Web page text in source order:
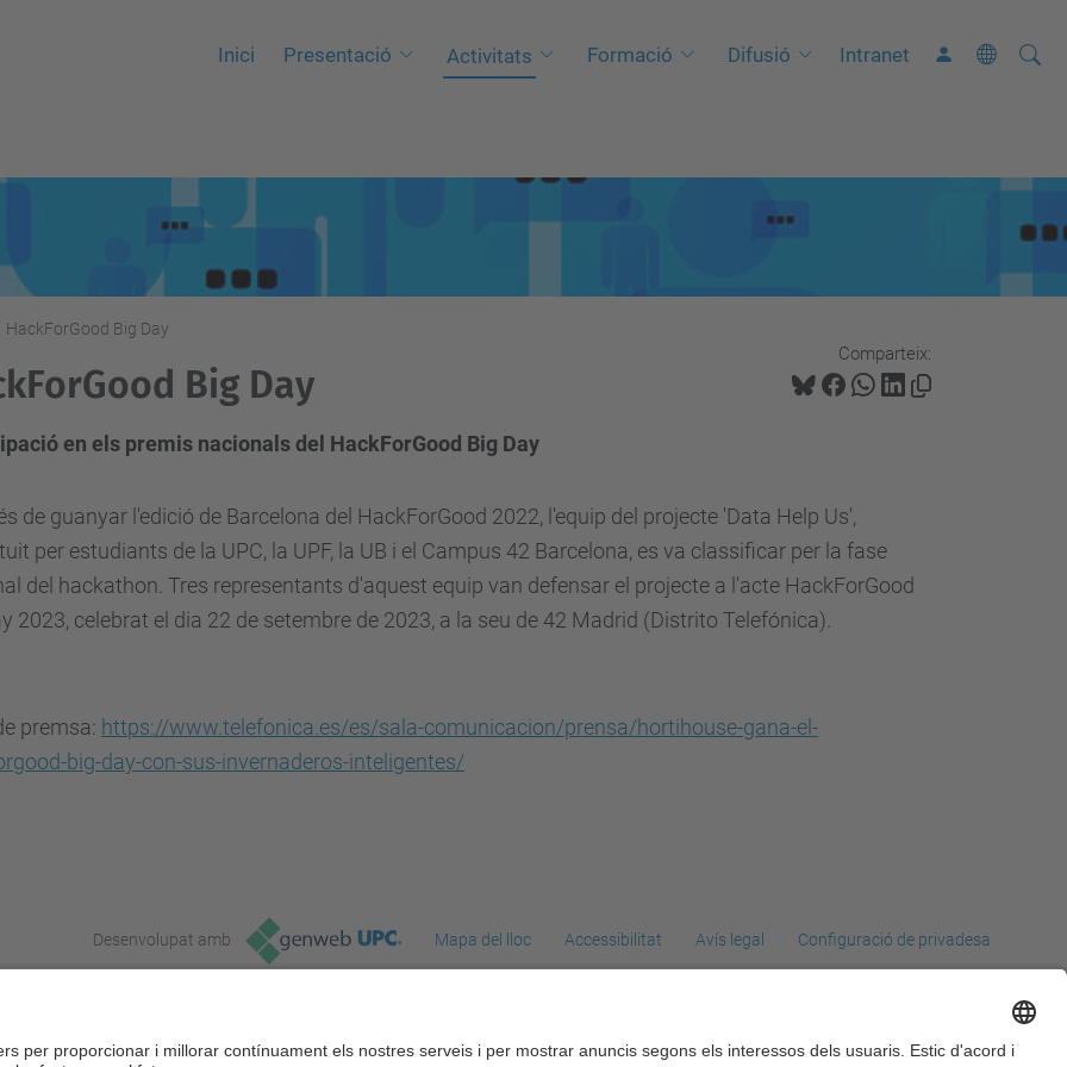
Inici Presentació Activitats Formació Difusió Intranet Cerca
C
a
a
HackForGood Big Day
Comparteix:
Big Day
en els premis nacionals del HackForGood Big Day
de guanyar l'edició de Barcelona del HackForGood 2022, l'equip del projecte 'Data Help Us',
per estudiants de la UPC, la UPF, la UB i el Campus 42 Barcelona, es va classificar per la fase
del hackathon. Tres representants d'aquest equip van defensar el projecte a l'acte HackForGood
2023, celebrat el dia 22 de setembre de 2023, a la seu de42 Madrid (Distrito Telefónica).
premsa: https://www.telefonica.es/es/sala-comunicacion/prensa/hortihouse-gana-el-
big-day-con-sus-invernaderos-inteligentes/
Desenvolupat amb Mapa del lloc Accessibilitat Avís legal Configuració de privadesa